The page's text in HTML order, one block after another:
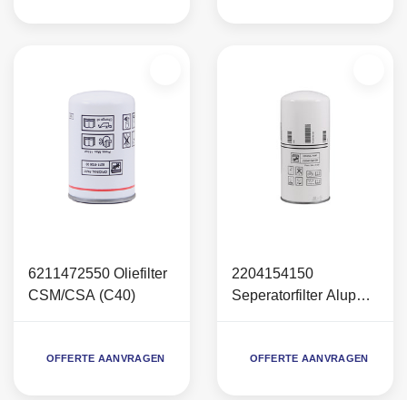
6211472550 Oliefilter
CSM/CSA (C40)
OFFERTE AANVRAGEN
2204154150
Seperatorfilter Alup
OFFERTE AANVRAGEN